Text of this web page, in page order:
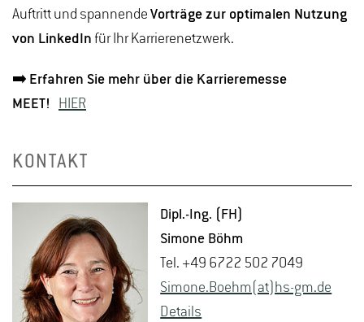
Auftritt und spannende Vorträge zur optimalen Nutzung
von LinkedIn für Ihr Karrierenetzwerk.
➡️ Erfahren Sie mehr über die Karrieremesse
MEET! HIER
KONTAKT
Dipl.-Ing. (FH)
Si­mo­ne Böhm
Tel. +49 6722 502 7049
Si­mo­ne.Boehm(at)hs-​gm.​de
De­tails